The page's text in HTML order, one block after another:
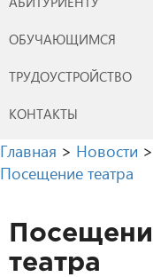
ОБУЧАЮЩИМСЯ
ТРУДОУСТРОЙСТВО
КОНТАКТЫ
Главная > Новости >
Посещение театра
театра